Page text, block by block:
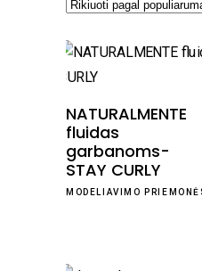
NATURALMENTE
fluidas
garbanoms-
STAY CURLY
MODELIAVIMO